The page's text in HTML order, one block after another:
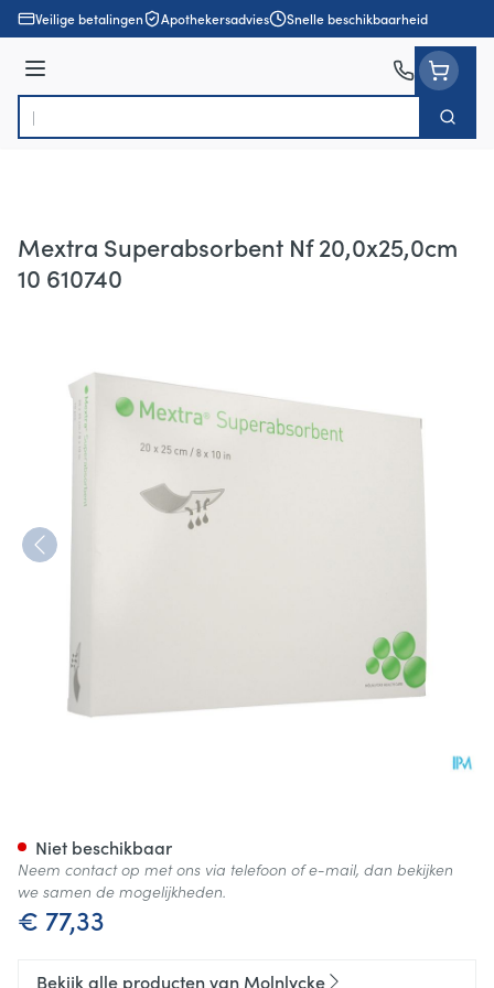
Ga naar de inhoud
Veilige betalingen Apothekersadvies Snelle beschikbaarheid
Menu
Product, merk, categorie...
Zoek
Mextra Superabsorbent Nf 20,0x25,0cm
10 610740
€ 77,33
Niet beschikbaar
Neem contact op met ons via telefoon of e-mail, dan bekijken
we samen de mogelijkheden.
Bekijk alle producten van Molnlycke